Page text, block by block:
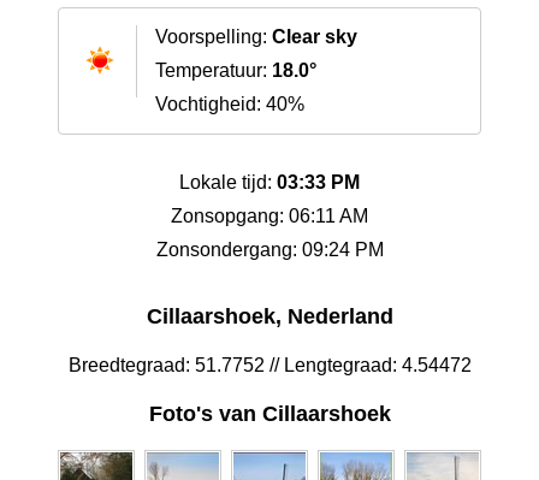
Voorspelling: Clear sky
Temperatuur: 18.0°
Vochtigheid: 40%
Lokale tijd: 03:33 PM
Zonsopgang: 06:11 AM
Zonsondergang: 09:24 PM
Cillaarshoek, Nederland
Breedtegraad: 51.7752 // Lengtegraad: 4.54472
Foto's van Cillaarshoek